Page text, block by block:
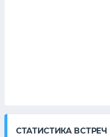
СТАТИСТИКА ВСТРЕЧ